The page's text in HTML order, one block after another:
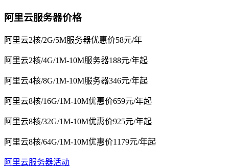
阿里云服务器价格
阿里云2核/2G/5M服务器优惠价58元/年
阿里云2核/4G/1M-10M服务器188元/年起
阿里云4核/8G/1M-10M服务器346元/年起
阿里云8核/16G/1M-10M优惠价659元/年起
阿里云8核/32G/1M-10M优惠价925元/年起
阿里云8核/64G/1M-10M优惠价1179元/年起
阿里云服务器活动